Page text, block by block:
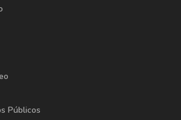
Públicos